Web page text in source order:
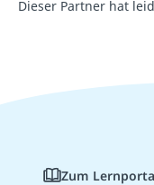
Dieser Partner hat
Zum